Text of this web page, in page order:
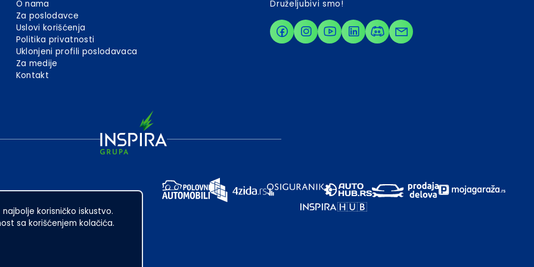
korisničko iskustvo.
sa korišćenjem kolačića.
O nama
Za poslodavce
Uslovi korišćenja
Politika privatnosti
Uklonjeni profili poslodavaca
Za medije
Kontakt
Druželjubivi smo!